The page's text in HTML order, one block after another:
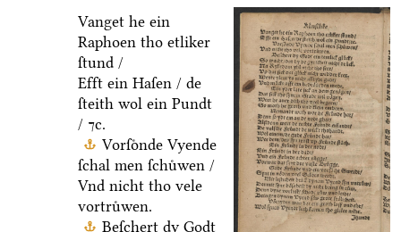
Vanget he ein
Raphoen tho etliker
ſtund /
Efft ein Haſen / de
ſteith wol ein Pundt
/ ⁊c.
Vorſoͤnde Vyende
ſchal men ſchuͤwen /
Vnd nicht tho vele
vortruͤwen.
Beſchert dy Godt